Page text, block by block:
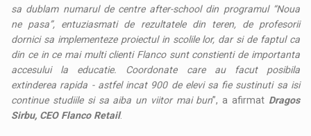
sa dublam numarul de centre after-school din programul “Noua
ne pasa”, entuziasmati de rezultatele din teren, de profesorii
dornici sa implementeze proiectul in scolile lor, dar si de faptul ca
din ce in ce mai multi clienti Flanco sunt constienti de importanta
accesului la educatie. Coordonate care au facut posibila
extinderea rapida - astfel incat 900 de elevi sa fie sustinuti sa isi
continue studiile si sa aiba un viitor mai bun”, a afirmat Dragos
Sirbu, CEO Flanco Retail.